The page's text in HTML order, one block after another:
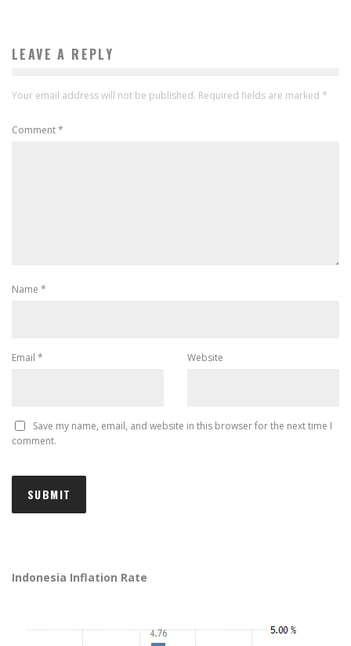
LEAVE A REPLY
Your email address will not be published. Required fields are marked *
Comment*
Name *
Email * Website
Save my name, email, and website in this browser for the next time I
comment.
Indonesia Inflation Rate